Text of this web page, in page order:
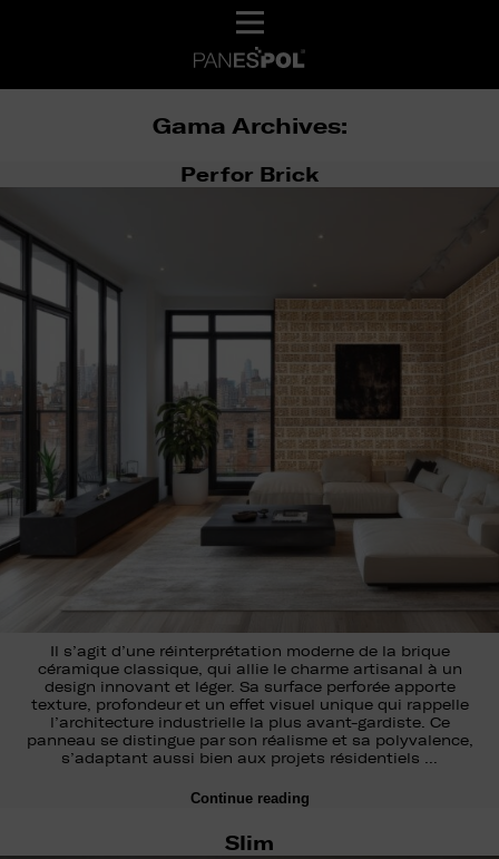
Gama Archives:
Perfor Brick
Il s’agit d’une réinterprétation moderne de la brique
céramique classique, qui allie le charme artisanal à un
design innovant et léger. Sa surface perforée apporte
texture, profondeur et un effet visuel unique qui rappelle
l’architecture industrielle la plus avant-gardiste. Ce
panneau se distingue par son réalisme et sa polyvalence,
s’adaptant aussi bien aux projets résidentiels …
Continue reading
Slim